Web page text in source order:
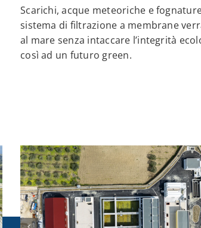
Scarichi, acque meteoriche e
sistema di filtrazione a membrane
al mare senza intaccare l’integrità
così ad un futuro green.